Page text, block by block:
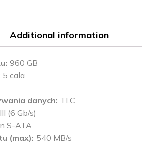
Additional information
960 GB
cala
danych TLC
(6 Gb/s)
S-ATA
(max) 540 MB/s